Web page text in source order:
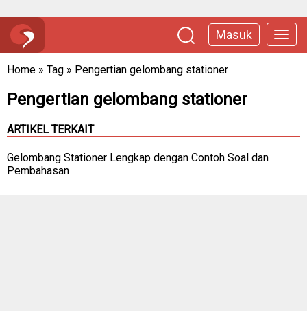
Masuk
Home » Tag » Pengertian gelombang stationer
Pengertian gelombang stationer
ARTIKEL TERKAIT
Gelombang Stationer Lengkap dengan Contoh Soal dan
Pembahasan